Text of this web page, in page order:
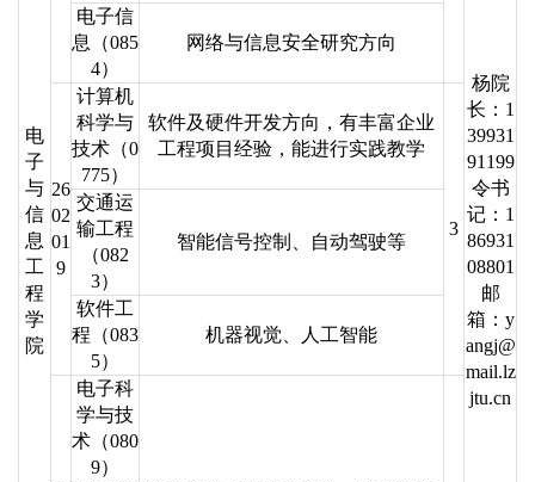
电
子
与
信
息
工
程
学
院
杨院
长：1
39931
91199
令书
记：1
86931
08801
邮
箱：y
angj@
mail.lz
jtu.cn
电子信
息（085
4）
网络与信息安全研究方向
26
02
01
9
计算机
科学与
技术（0
775）
软件及硬件开发方向，有丰富企业
工程项目经验，能进行实践教学
3
交通运
输工程
（082
3）
智能信号控制、自动驾驶等
软件工
程（083
5）
机器视觉、人工智能
电子科
学与技
术（080
9）